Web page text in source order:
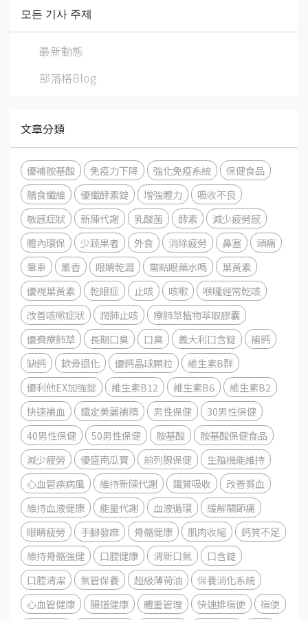
모든 기사 주제
最新動態
部落格Blog
文章分類
優補胺基酸 免疫力下降 強化免疫系統
保健食品
膳食纖維
優纖酵素錠 增強體力
吸收不良
敏感症狀
新陳代謝 乳酸菌 酵素
減少疲勞感
體內環保
少蔬果者 外食 消除疲勞 鼻塞
頭痛
暈車
薰香 眼睛乾澀 需點眼藥水嗎
葉黃素
優視葉黃素
乾眼症 止咳 咳嗽
喉嚨經常乾咳
改善咳嗽症狀
潤肺止咳
療肺草植物萃取膠囊
優費療肺草
長期口臭 口臭 義大利口含錠
補鈣
缺鈣
軟骨退化 優鈣晶球顆粒
維生素B群
優利他EX加強錠
維生素B12 維生素B6
維生素B2
快速補血
鐵定美麗補精 男性保健
30男性保健
40男性保健
50男性保健 胺基酸
胺基酸保健食品
減少疲勞
優盛南瓜寶 前列腺保健
生殖機能維持
心血管疾病風
維持新陳代謝 鐵質吸收
改善貧血
維持血液健康
能量代謝 血液循環
緩解關節痛
眼睛疲勞
手腳發麻 骨骼健康 肌肉收縮
鈣質不足
維持骨骼強健
口腔健康 清新口氣
口含錠
口腔清潔
氣管保養 超級薄荷油
保養消化系統
心血管健康
腸道健康 體重管理 快速排宿便
宿便